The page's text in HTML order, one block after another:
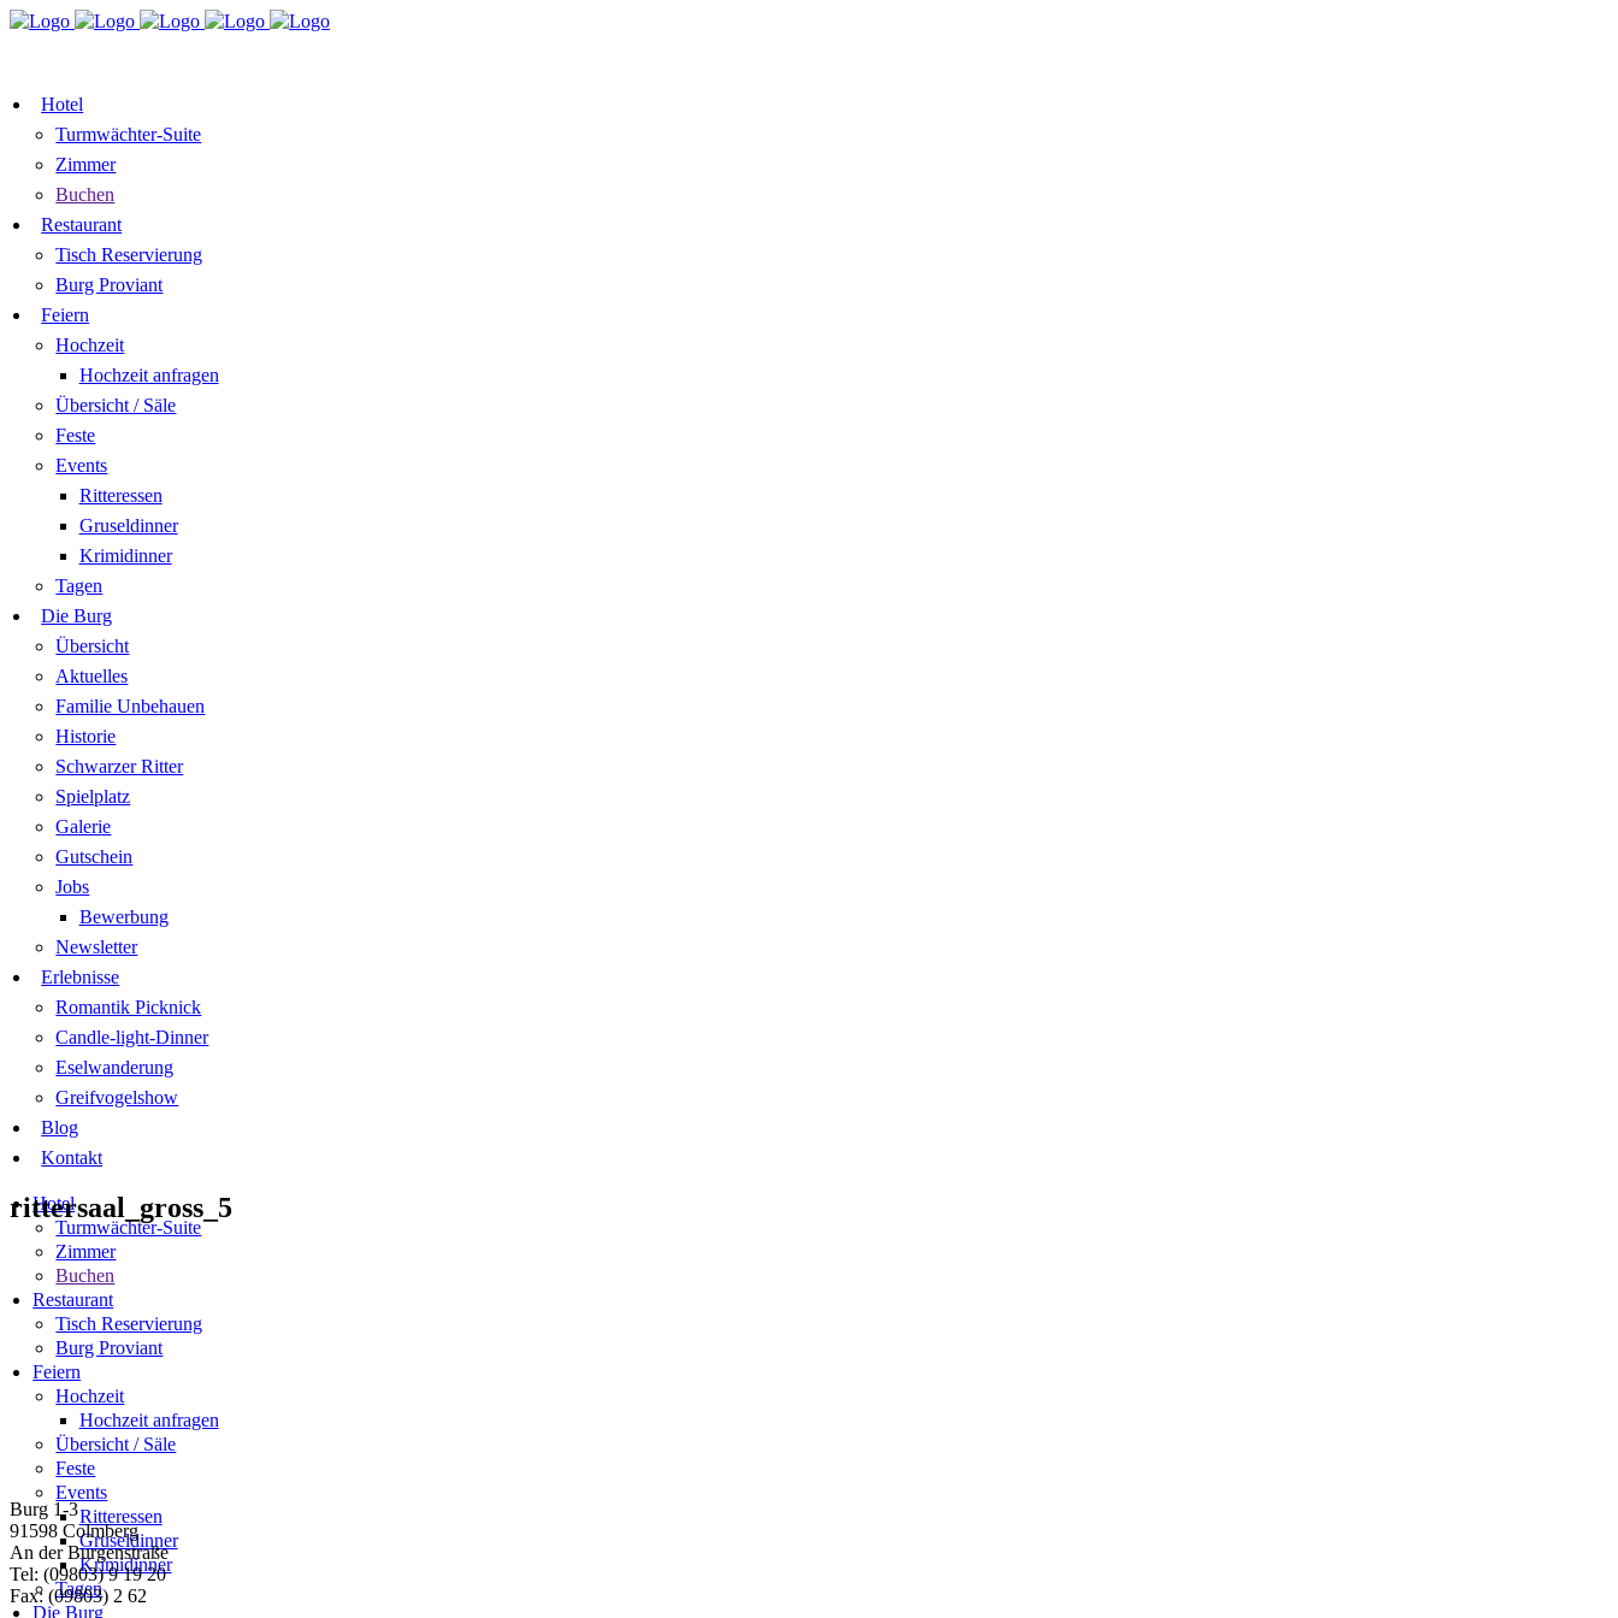
Hotel
Turmwächter-Suite
Zimmer
Buchen
Restaurant
Tisch Reservierung
Burg Proviant
Feiern
Hochzeit
Hochzeit anfragen
Übersicht / Säle
Feste
Events
Ritteressen
Gruseldinner
Krimidinner
Tagen
Die Burg
Übersicht
Aktuelles
Familie Unbehauen
Historie
Schwarzer Ritter
Spielplatz
Galerie
Gutschein
Jobs
Bewerbung
Newsletter
Erlebnisse
Romantik Picknick
Candle-light-Dinner
Eselwanderung
Greifvogelshow
Blog
Kontakt
Hotel
Turmwächter-Suite
Zimmer
Buchen
Restaurant
Tisch Reservierung
Burg Proviant
Feiern
Hochzeit
Hochzeit anfragen
Übersicht / Säle
Feste
Events
Ritteressen
Gruseldinner
Krimidinner
Tagen
Die Burg
rittersaal_gross_5
Burg 1-3
91598 Colmberg
An der Burgenstraße
Tel: (09803) 9 19 20
Fax: (09803) 2 62